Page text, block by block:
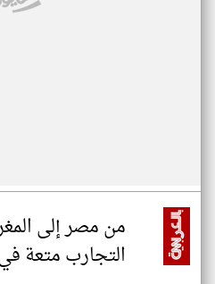
من مصر إلى
التجارب متعة